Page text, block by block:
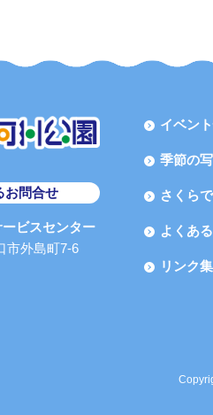
お問合せ
ビスセンター
市外島町7-6
イベン
季節の
さくら
よくあ
リンク集